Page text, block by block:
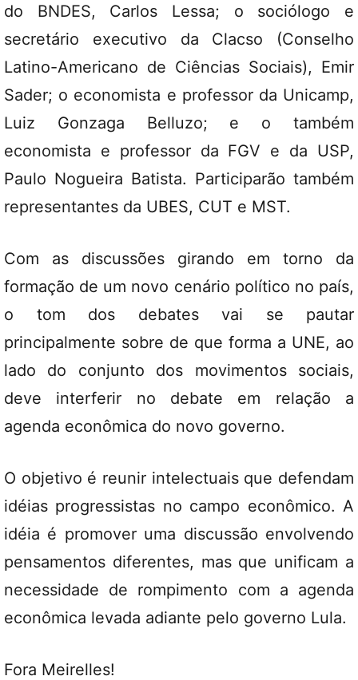
do BNDES, Carlos Lessa; o sociólogo e
secretário executivo da Clacso (Conselho
Latino-Americano de Ciências Sociais), Emir
Sader; o economista e professor da Unicamp,
Luiz Gonzaga Belluzo; e o também
economista e professor da FGV e da USP,
Paulo Nogueira Batista. Participarão também
representantes da UBES, CUT e MST.
Com as discussões girando em torno da
formação de um novo cenário político no país,
o tom dos debates vai se pautar
principalmente sobre de que forma a UNE, ao
lado do conjunto dos movimentos sociais,
deve interferir no debate em relação a
agenda econômica do novo governo.
O objetivo é reunir intelectuais que defendam
idéias progressistas no campo econômico. A
idéia é promover uma discussão envolvendo
pensamentos diferentes, mas que unificam a
necessidade de rompimento com a agenda
econômica levada adiante pelo governo Lula.
Fora Meirelles!